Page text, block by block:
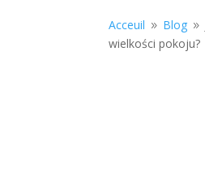
Acceuil 9 Blog 9
wielkości pokoju?